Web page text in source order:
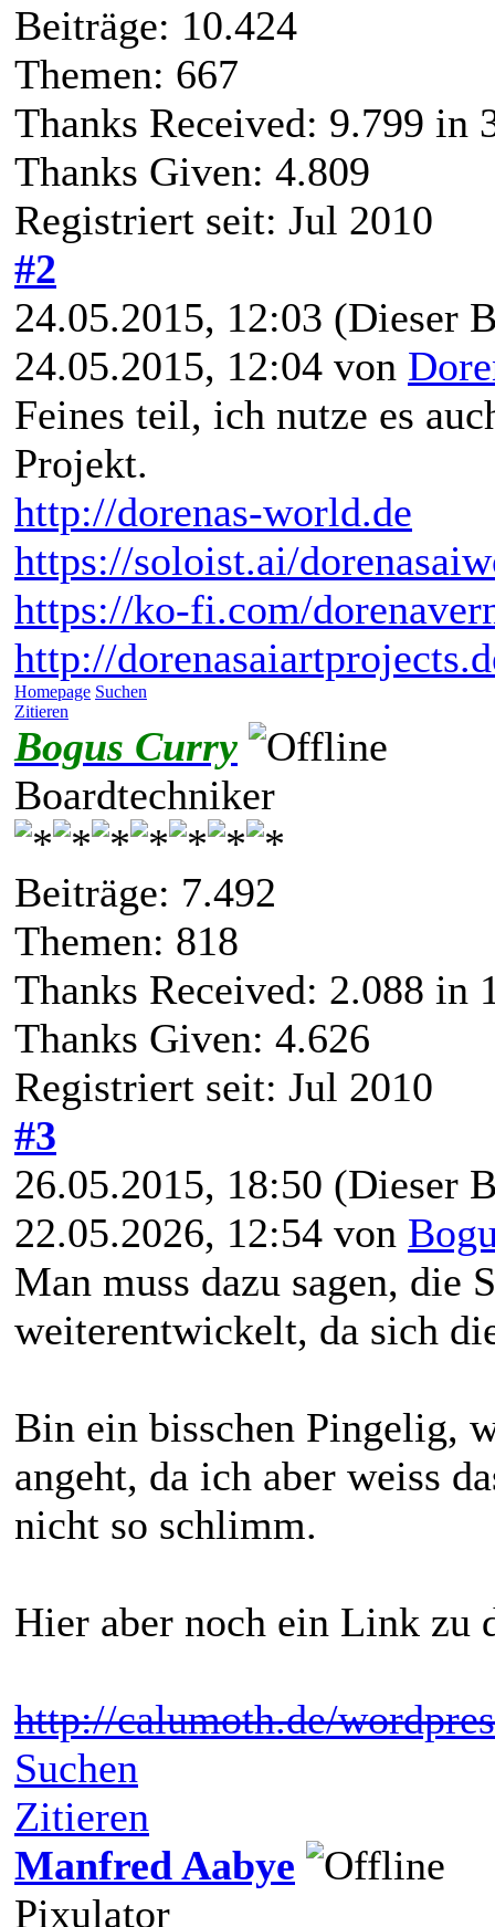
Beiträge: 10.424
Themen: 667
Thanks Received: 9.799 in
Thanks Given: 4.809
Registriert seit: Jul 2010
#2
24.05.2015, 12:03 (Dieser
24.05.2015, 12:04 von
Feines teil, ich nutze es
Projekt.
http://dorenas-world.de
https://soloist.ai/
https://ko-fi.com/
http://
Homepage Suchen
Zitieren
Bogus Curry
Boardtechniker
Beiträge: 7.492
Themen: 818
Thanks Received: 2.088 in
Thanks Given: 4.626
Registriert seit: Jul 2010
#3
26.05.2015, 18:50 (Dieser
22.05.2026, 12:54 von
Man muss dazu sagen, die
weiterentwickelt, da sich
Bin ein bisschen Pingelig,
angeht, da ich aber weiss
nicht so schlimm.
Hier aber noch ein Link zu
http://calumoth.de/
Suchen
Zitieren
Manfred Aabye
Pixulator